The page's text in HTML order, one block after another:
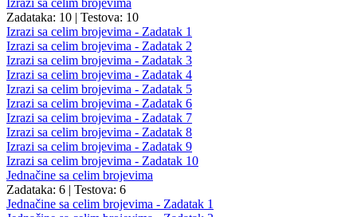
Izrazi sa celim brojevima
Zadataka: 10 | Testova: 10
Izrazi sa celim brojevima - Zadatak 1
Izrazi sa celim brojevima - Zadatak 2
Izrazi sa celim brojevima - Zadatak 3
Izrazi sa celim brojevima - Zadatak 4
Izrazi sa celim brojevima - Zadatak 5
Izrazi sa celim brojevima - Zadatak 6
Izrazi sa celim brojevima - Zadatak 7
Izrazi sa celim brojevima - Zadatak 8
Izrazi sa celim brojevima - Zadatak 9
Izrazi sa celim brojevima - Zadatak 10
Jednačine sa celim brojevima
Zadataka: 6 | Testova: 6
Jednačine sa celim brojevima - Zadatak 1